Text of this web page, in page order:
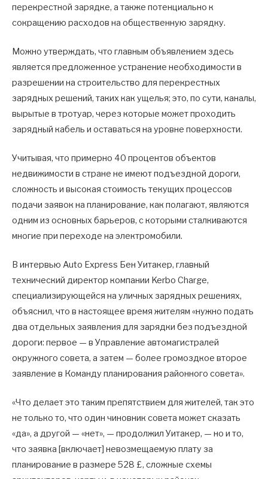
перекрестной зарядке, а также потенциально к
сокращению расходов на общественную зарядку.
Можно утверждать, что главным объявлением здесь
является предложенное устранение необходимости в
разрешении на строительство для перекрестных
зарядных решений, таких как ущелья; это, по сути, каналы,
вырытые в тротуар, через которые может проходить
зарядный кабель и оставаться на уровне поверхности.
Учитывая, что примерно 40 процентов объектов
недвижимости в стране не имеют подъездной дороги,
сложность и высокая стоимость текущих процессов
подачи заявок на планирование, как полагают, являются
одним из основных барьеров, с которыми сталкиваются
многие при переходе на электромобили.
В интервью Auto Express Бен Уитакер, главный
технический директор компании Kerbo Charge,
специализирующейся на уличных зарядных решениях,
объяснил, что в настоящее время жителям «нужно подать
два отдельных заявления для зарядки без подъездной
дороги: первое — в Управление автомагистралей
окружного совета, а затем — более громоздкое второе
заявление в Команду планирования районного совета».
«Что делает это таким препятствием для жителей, так это
не только то, что один чиновник совета может сказать
«да», а другой — «нет», — продолжил Уитакер, — но и то,
что заявка [включает] невозмещаемую плату за
планирование в размере 528 £, сложные схемы